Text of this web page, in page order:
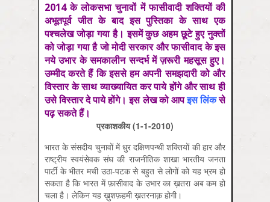
2014 के लोकसभा चुनावों में फासीवादी शक्तियों की
अभूतपूर्व जीत के बाद इस पुस्तिका के साथ एक
पश्चलेख जोड़ा गया है। इसमें कुछ अहम छूटे हुए नुक्तों
को जोड़ा गया है जो मोदी सरकार और फासीवाद के इस
नये उभार के समकालीन सन्दर्भ में ज़रूरी महसूस हुए।
उम्मीद करते हैं कि इससे हम अपनी समझदारी को और
विस्तार के साथ व्याख्यायित कर पाये होंगे और साथ ही
उसे विस्तार दे पाये होंगे। इस लेख को आपइस लिंकसे
पढ़ सकते हैं।
प्रकाशकीय (1-1-2010)
भारत के संसदीय चुनावों में धुर दक्षिणपन्थी शक्तियों की हार और
राष्ट्रीय स्वयंसेवक संघ की राजनीतिक शाखा भारतीय जनता
पार्टी के भीतर मची उठा-पटक से बहुत से लोगों को यह भ्रम हो
सकता है कि भारत में फ़ासीवाद के उभार का ख़तरा अब कम हो
चला है। लेकिन यह ख़ुशफ़हमी ख़तरनाक़ होगी।